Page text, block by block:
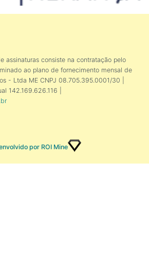
assinaturas consiste na contratação pelo
ao plano de fornecimento mensal de
- Ltda ME CNPJ 08.705.395.0001/30 |
142.169.626.116 |
por ROI Mine